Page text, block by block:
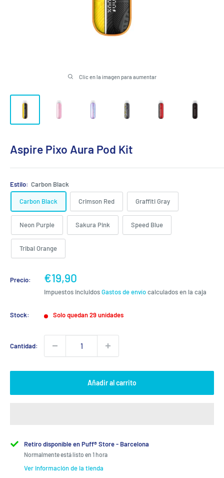
Clic en la imagen para aumentar
Aspire Pixo Aura Pod Kit
Estilo: Carbon Black
Carbon Black Crimson Red Graffiti Gray
Neon Purple Sakura Pink Speed Blue
Tribal Orange
Precio:
Precio
de
venta
€19,90
Impuestos incluidosGastos de envíocalculados en la caja
Stock: Solo quedan 29 unidades
Cantidad:
Añadir al carrito
Retiro disponible en Puff® Store - Barcelona
Normalmente está listo en 1 hora
Ver información de la tienda